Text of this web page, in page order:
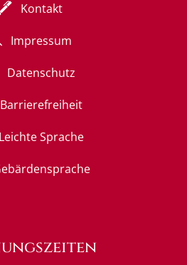
Kontakt
Impressum
Datenschutz
Barrierefreiheit
Leichte Sprache